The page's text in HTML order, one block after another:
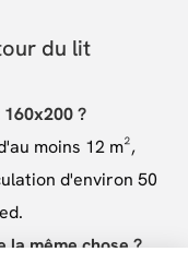
du lit
?
moins 12 m²,
d'environ 50
la même chose ?